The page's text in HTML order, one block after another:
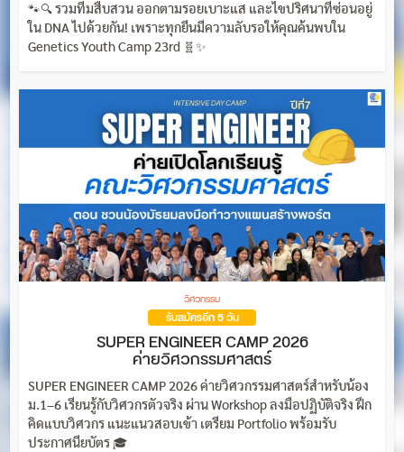
🐾🔍 รวมทีมสืบสวน ออกตามรอยเบาะแส และไขปริศนาที่ซ่อนอยู่
ใน DNA ไปด้วยกัน! เพราะทุกยีนมีความลับรอให้คุณค้นพบใน
Genetics Youth Camp 23rd 🧬✨
วิศวกรรม
รับสมัครอีก 5 วัน
SUPER ENGINEER CAMP 2026
ค่ายวิศวกรรมศาสตร์
SUPER ENGINEER CAMP 2026 ค่ายวิศวกรรมศาสตร์สำหรับน้อง
ม.1–6 เรียนรู้กับวิศวกรตัวจริง ผ่าน Workshop ลงมือปฏิบัติจริง ฝึก
คิดแบบวิศวกร แนะแนวสอบเข้า เตรียม Portfolio พร้อมรับ
ประกาศนียบัตร 🎓